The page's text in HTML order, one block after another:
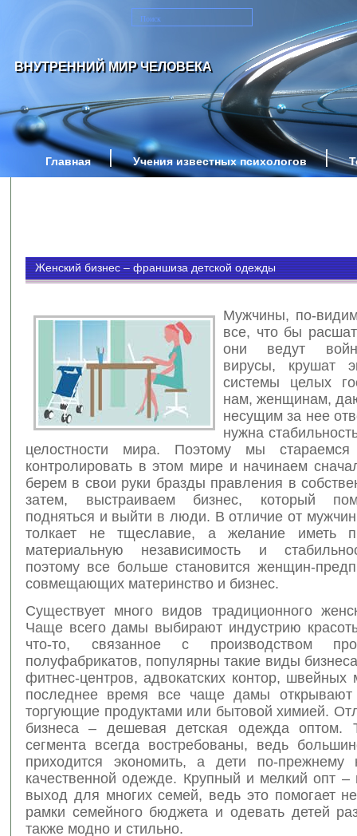
ВНУТРЕННИЙ МИР ЧЕЛОВЕКА
Главная Учения известных психологов
Женский бизнес – франшиза детской одежды
Мужчины, по-
все, что бы
они ведут
вирусы, крушат
системы целых
нам, женщинам,
несущим за нее
нужна
целостности мира. Поэтому мы стараемся
контролировать в этом мире и начинаем
берем в свои руки бразды правления в
затем, выстраиваем бизнес, который
подняться и выйти в люди. В отличие от
толкает не тщеславие, а желание иметь
материальную независимость и
поэтому все больше становится женщин-
совмещающих материнство и бизнес.
Существует много видов традиционного
Чаще всего дамы выбирают индустрию
что-то, связанное с производством
полуфабрикатов, популярны такие виды
фитнес-центров, адвокатских контор, швейных
последнее время все чаще дамы открывают
торгующие продуктами или бытовой химией.
бизнеса – дешевая детская одежда оптом.
сегмента всегда востребованы, ведь
приходится экономить, а дети по-прежнему
качественной одежде. Крупный и мелкий опт –
выход для многих семей, ведь это помогает
рамки семейного бюджета и одевать детей
также модно и стильно.